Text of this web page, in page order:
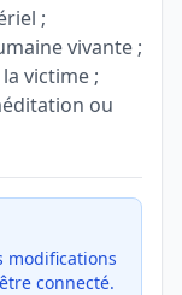
;
vivante ;
victime ;
ou
modifications
connecté.